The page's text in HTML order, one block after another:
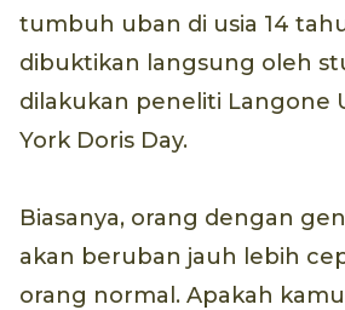
tumbuh uban di usia 14
dibuktikan langsung oleh
dilakukan peneliti Langone
York Doris Day.
Biasanya, orang dengan
akan beruban jauh lebih
orang normal. Apakah